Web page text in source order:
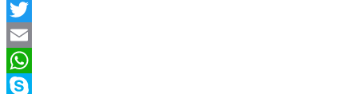
Facebook
Twitter
Email
WhatsApp